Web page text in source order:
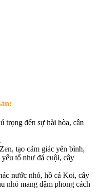
trọng đến sự hài hòa, cân
tạo cảm giác yên bình,
tố như đá cuội, cây
nước nhỏ, hồ cá Koi, cây
nhỏ mang đậm phong cách